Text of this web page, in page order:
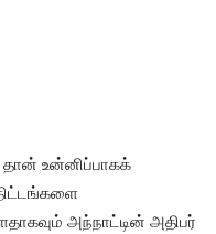
தான் உன்னிப்பாகக்
அந்நாட்டின் அதிபர்